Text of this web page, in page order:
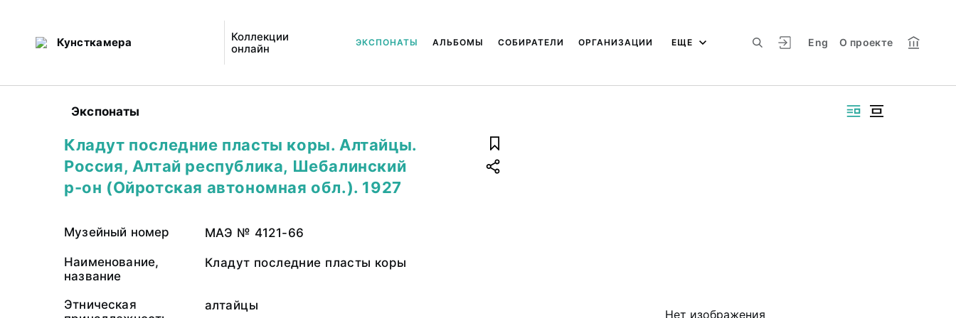
Кунсткамера
Коллекции
онлайн
Eng О проекте
ЭКСПОНАТЫ АЛЬБОМЫ СОБИРАТЕЛИ ОРГАНИЗАЦИИ ЕЩЕ
Экспонаты
Нет изображения
Кладут последние пласты коры. Алтайцы.
Россия, Алтай республика, Шебалинский
р-он (Ойротская автономная обл.). 1927
Музейный номер МАЭ № 4121-66
Наименование,
название
Кладут последние пласты коры
Этническая
алтайцы